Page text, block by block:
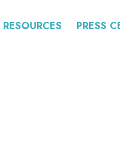
RESOURCES PRESS